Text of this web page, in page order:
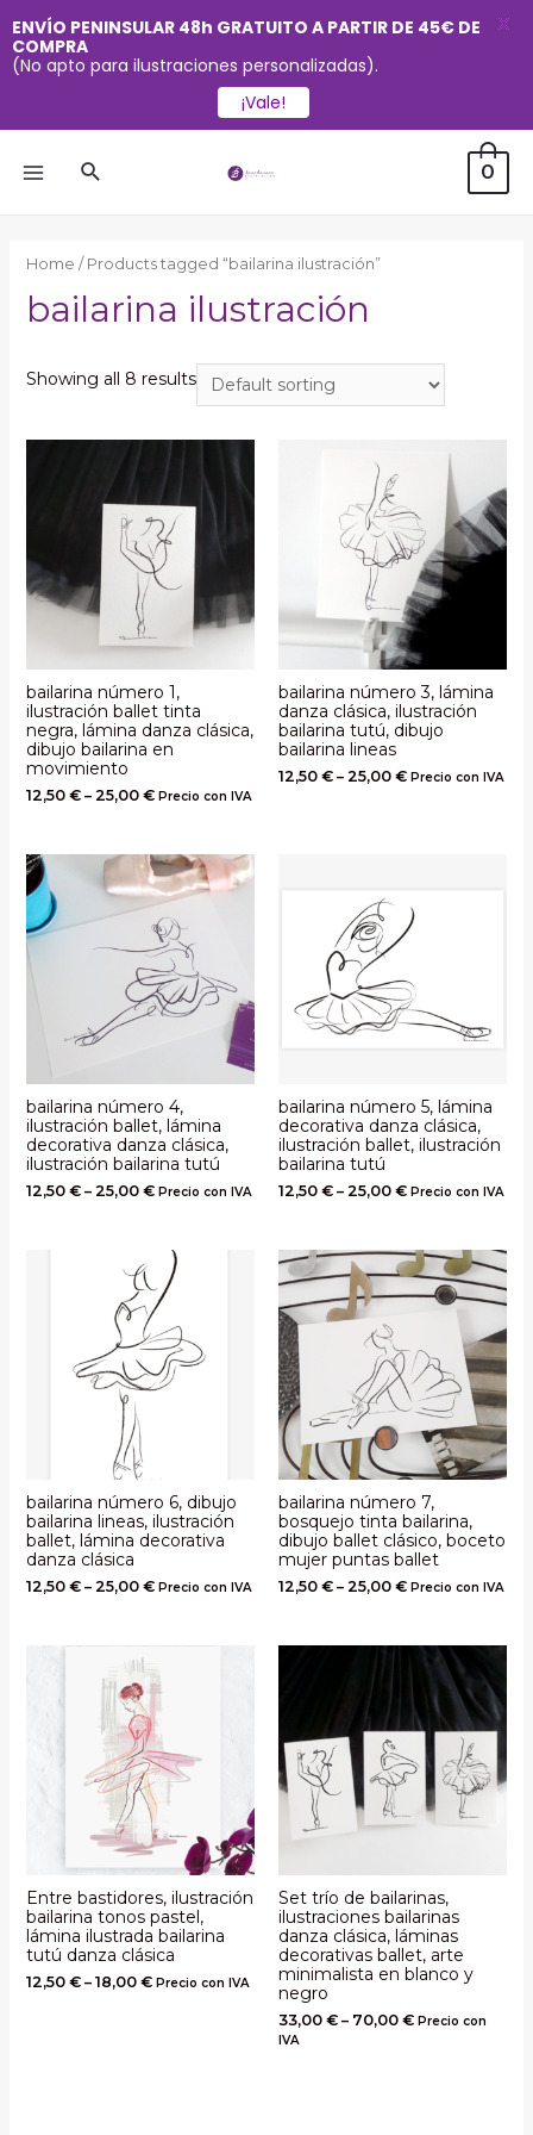
Buscar 0
Home / Products tagged “bailarina ilustración”
bailarina ilustración
Showing all 8 results
bailarina número 1,
ilustración ballet tinta
negra, lámina danza clásica,
dibujo bailarina en
movimiento
12,50 €– 25,00 € Precio con IVA
bailarina número 3, lámina
danza clásica, ilustración
bailarina tutú, dibujo
bailarina lineas
12,50 € – 25,00 € Precio con IVA
bailarina número 4,
ilustración ballet, lámina
decorativa danza clásica,
ilustración bailarina tutú
12,50 €– 25,00 € Precio con IVA
bailarina número 5, lámina
decorativa danza clásica,
ilustración ballet, ilustración
bailarina tutú
12,50 € – 25,00 € Precio con IVA
bailarina número 6, dibujo
bailarina lineas, ilustración
ballet, lámina decorativa
danza clásica
12,50 €– 25,00 € Precio con IVA
bailarina número 7,
bosquejo tinta bailarina,
dibujo ballet clásico, boceto
mujer puntas ballet
12,50 € – 25,00 € Precio con IVA
Entre bastidores, ilustración
bailarina tonos pastel,
lámina ilustrada bailarina
tutú danza clásica
12,50 €– 18,00 € Precio con IVA
Set trío de bailarinas,
ilustraciones bailarinas
danza clásica, láminas
decorativas ballet, arte
minimalista en blanco y
negro
33,00 € – 70,00 € Precio con
IVA
ENVÍO PENINSULAR 48h GRATUITO A PARTIR DE 45€ DE
COMPRA
(No apto para ilustraciones personalizadas).
¡Vale!
X